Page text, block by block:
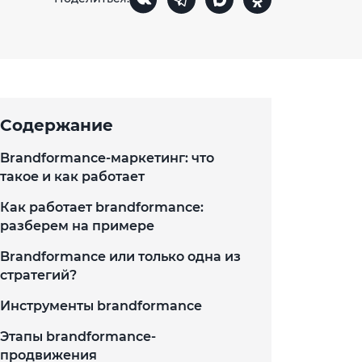
Содержание
Brandformance-маркетинг: что
такое и как работает
Как работает brandformance:
разберем на примере
Brandformance или только одна из
стратегий?
Инструменты brandformance
Этапы brandformance-
продвижения